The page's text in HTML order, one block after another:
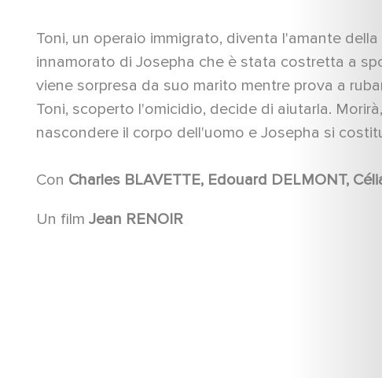
Toni, un operaio immigrato, diventa l'amante
innamorato di Josepha che è stata costretta a
viene sorpresa da suo marito mentre prova a
Toni, scoperto l'omicidio, decide di aiutarla.
nascondere il corpo dell'uomo e Josepha si
Con Charles
Un film Jean RENOIR